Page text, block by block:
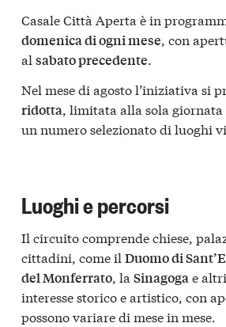
Casale Città Aperta è in
domenica di ogni mese, con
al sabato precedente.
Nel mese di agosto l’iniziativa si
ridotta, limitata alla sola giornata
un numero selezionato di luoghi
Luoghi e percorsi
Il circuito comprende chiese,
cittadini, come il Duomo di
del Monferrato, la Sinagogae
interesse storico e artistico, con
possono variare di mese in mese.